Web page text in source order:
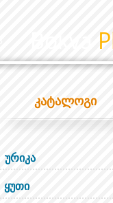
კატალოგი
ურიკა
ყუთი